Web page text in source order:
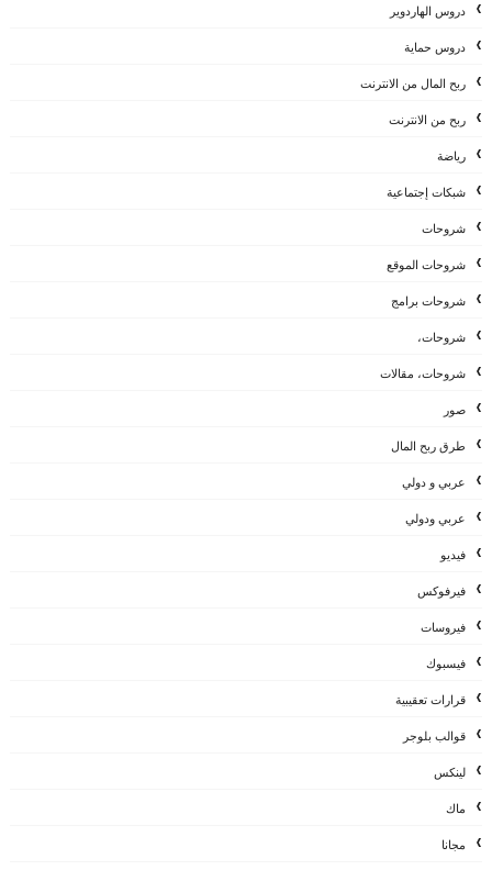
دروس الهاردوير
دروس حماية
ربح المال من الانترنت
ربح من الانترنت
رياضة
شبكات إجتماعية
شروحات
شروحات الموقع
شروحات برامج
شروحات،
شروحات، مقالات
صور
طرق ربح المال
عربي و دولي
عربي ودولي
فيديو
فيرفوكس
فيروسات
فيسبوك
قرارات تعقيبية
قوالب بلوجر
لينكس
ماك
مجانا